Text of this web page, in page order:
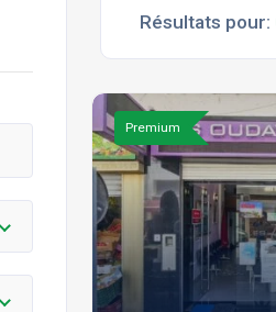
Résultats pour:
Premium